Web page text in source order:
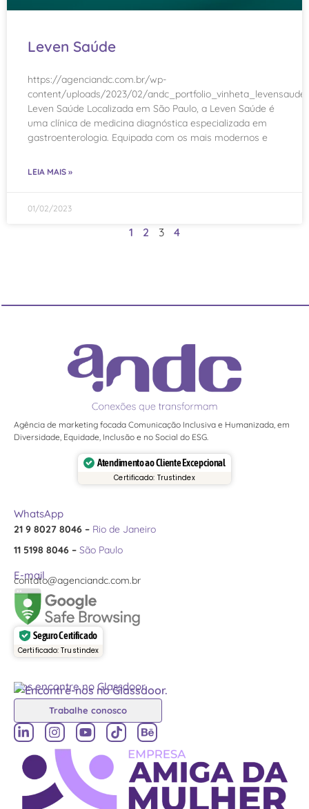
Leven Saúde
https://agenciandc.com.br/wp-
content/uploads/2023/02/
Leven Saúde Localizada em São Paulo, a Leven Saúde é
uma clínica de medicina diagnóstica especializada em
gastroenterologia. Equipada com os mais modernos e
LEIA MAIS »
01/02/2023
1 2 3 4
Agência de marketing focada Comunicação Inclusiva e Humanizada, em
Diversidade, Equidade, Inclusão e no Social do ESG.
Atendimento ao Cliente Excepcional
Certificado: Trustindex
WhatsApp
21 9 8027 8046 – Rio de Janeiro
11 5198 8046 – São Paulo
E-mail
contato@agenciandc.com.br
Seguro Certificado
Certificado: Trustindex
Nos encontre no Glassdoor
Trabalhe conosco